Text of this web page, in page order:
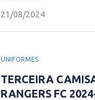
21/08/2024
UNIFORMES
TERCEIRA
RANGERS FC